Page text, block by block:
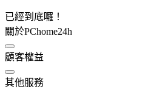
已經到底囉！
關於PChome24h
顧客權益
其他服務